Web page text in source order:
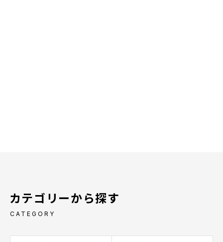
カテゴリーから探す
CATEGORY